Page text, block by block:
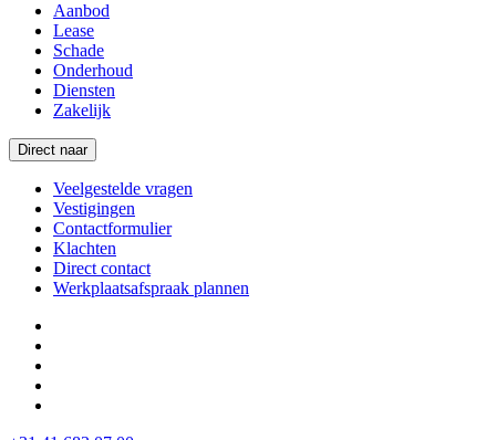
Aanbod
Lease
Schade
Onderhoud
Diensten
Zakelijk
Direct naar
Veelgestelde vragen
Vestigingen
Contactformulier
Klachten
Direct contact
Werkplaatsafspraak plannen